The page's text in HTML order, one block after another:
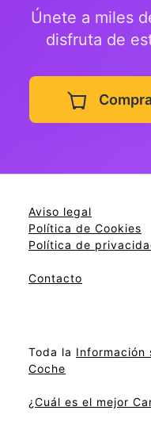
Únete a miles
disfruta de
Aviso legal
Política de Cookies
Política de
Contacto
Toda la Información
Coche
¿Cuál es el mejor